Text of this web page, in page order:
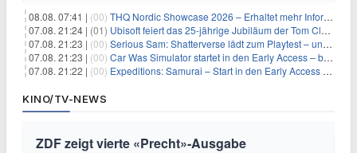
08.08. 07:41 | (00) THQ Nordic Showcase 2026 – Erhaltet mehr Informationen
07.08. 21:24 | (01) Ubisoft feiert das 25-jährige Jubiläum der Tom Clancy’s Ghost Recon-Reihe
07.08. 21:23 | (00) Serious Sam: Shatterverse lädt zum Playtest – und erscheint schon bald!
07.08. 21:23 | (00) Car Was Simulator startet in den Early Access – bald gehts los!
07.08. 21:22 | (00) Expeditions: Samurai – Start in den Early Access ab heute im feudalen Japan
KINO/TV-NEWS
ZDF zeigt vierte «Precht»-Ausgabe